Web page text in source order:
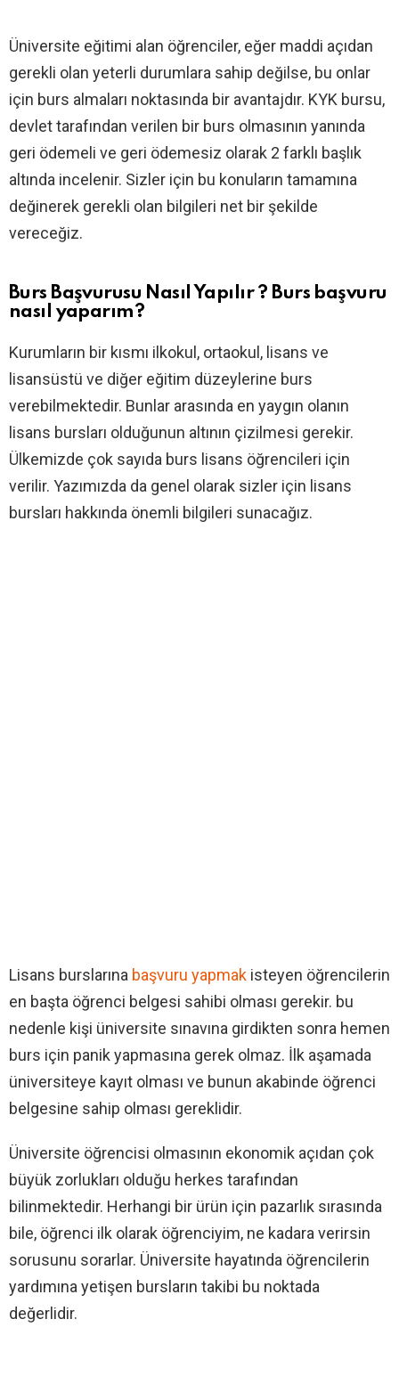
Üniversite eğitimi alan öğrenciler, eğer maddi açıdan
gerekli olan yeterli durumlara sahip değilse, bu onlar
için burs almaları noktasında bir avantajdır. KYK bursu,
devlet tarafından verilen bir burs olmasının yanında
geri ödemeli ve geri ödemesiz olarak 2 farklı başlık
altında incelenir. Sizler için bu konuların tamamına
değinerek gerekli olan bilgileri net bir şekilde
vereceğiz.
Burs Başvurusu Nasıl Yapılır ? Burs başvuru
nasıl yaparım?
Kurumların bir kısmı ilkokul, ortaokul, lisans ve
lisansüstü ve diğer eğitim düzeylerine burs
verebilmektedir. Bunlar arasında en yaygın olanın
lisans bursları olduğunun altının çizilmesi gerekir.
Ülkemizde çok sayıda burs lisans öğrencileri için
verilir. Yazımızda da genel olarak sizler için lisans
bursları hakkında önemli bilgileri sunacağız.
Lisans burslarına başvuru yapmak isteyen öğrencilerin
en başta öğrenci belgesi sahibi olması gerekir. bu
nedenle kişi üniversite sınavına girdikten sonra hemen
burs için panik yapmasına gerek olmaz. İlk aşamada
üniversiteye kayıt olması ve bunun akabinde öğrenci
belgesine sahip olması gereklidir.
Üniversite öğrencisi olmasının ekonomik açıdan çok
büyük zorlukları olduğu herkes tarafından
bilinmektedir. Herhangi bir ürün için pazarlık sırasında
bile, öğrenci ilk olarak öğrenciyim, ne kadara verirsin
sorusunu sorarlar. Üniversite hayatında öğrencilerin
yardımına yetişen bursların takibi bu noktada
değerlidir.